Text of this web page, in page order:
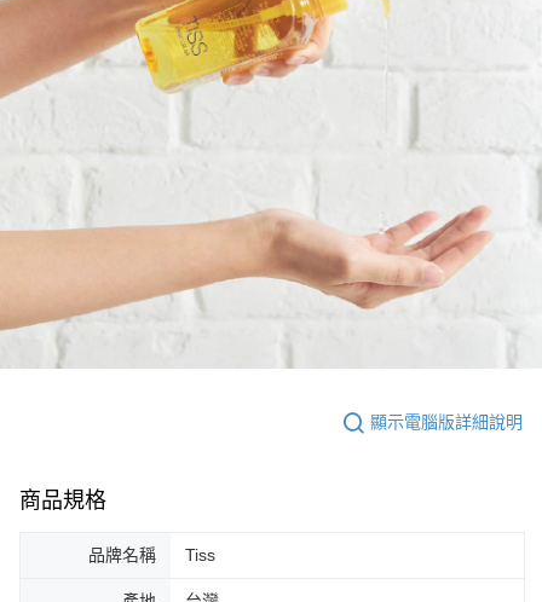
顯示電腦版詳細說明
商品規格
品牌名稱 Tiss